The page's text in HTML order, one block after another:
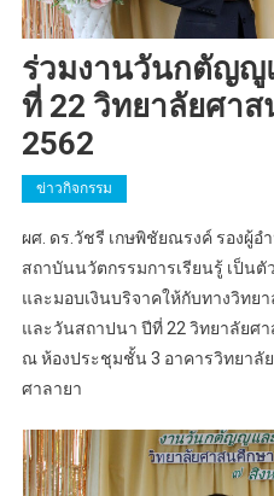
ร่วมงานวันกตัญญู
ที่ 22 วิทยาลัยศา
2562
ข่าวกิจกรรม
ผศ. ดร.วัชรี เกษพิชัยณรงค์ รองผู้
สถาบันนวัตกรรมการเรียนรู้ เป็น
และมอบเงินบริจาคให้กับทางวิท
และวันสถาปนา ปีที่ 22 วิทยาลัยศ
ณ ห้องประชุมชั้น 3 อาคารวิทยาลั
ศาลายา